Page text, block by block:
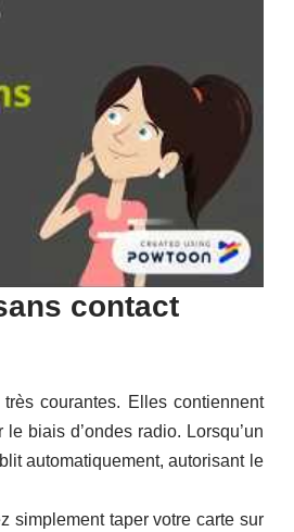
contact
courantes. Elles contiennent
biais d’ondes radio. Lorsqu’un
automatiquement, autorisant le
simplement taper votre carte sur